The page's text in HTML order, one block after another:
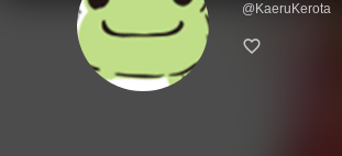
@KaeruKerota